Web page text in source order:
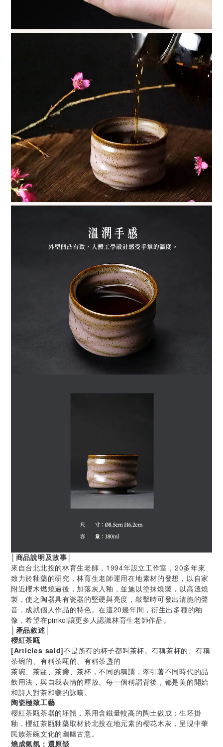
│商品說明及故事│
來自台北北投的林育生老師，1994年設立工作室，20多年來
致力於釉藥的研究，林育生老師運用在地素材的發想，以自家
附近櫻木燃燒過後，加落灰入釉，並施以塗抹燒製，以高溫燒
製，使之陶器具有瓷器的堅硬與亮度，敲擊時可發出清脆的聲
音，成就個人作品的特色。在這20幾年間，衍生出多種的釉
像，希望在pinkoi讓更多人認識林育生老師作品。
│產品敘述│
櫻紅茶甌
[Articles said]不是所有的杯子都叫茶杯。有稱茶杯的、有稱
茶碗的、有稱茶甌的、有稱茶盞的
茶碗、茶甌、茶盞、茶杯，不同的稱謂，牽引著不同時代的品
飲用法，與自我表情的釋放。每一個稱謂背後，都是美的開始
和詩人對茶和盞的詠嘆。
陶瓷極致工藝
櫻紅茶甌茶器的坯體，系用含鐵量較高的陶土做成；生坯掛
釉，櫻紅茶甌釉藥取材於北投在地元素的櫻花木灰，呈現中華
民族茶碗文化的幽幽古意。
燒成氣氛：還原燄